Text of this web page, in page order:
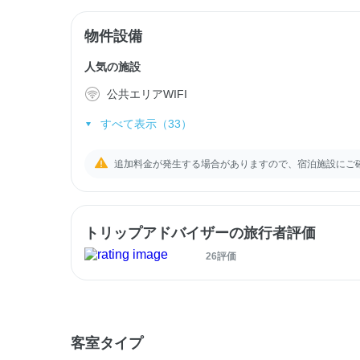
物件設備
人気の施設
公共エリアWIFI
すべて表示（33）
追加料金が発生する場合がありますので、宿泊施設にご
トリップアドバイザーの旅行者評価
26評価
客室タイプ